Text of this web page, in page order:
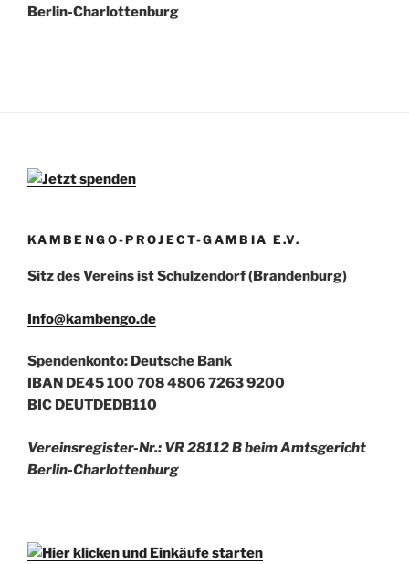
Berlin-Charlottenburg
KAMBENGO-PROJECT-GAMBIA E.V.
Sitz des Vereins ist Schulzendorf (Brandenburg)
Info@kambengo.de
Spendenkonto: Deutsche Bank
IBAN DE45 100 708 4806 7263 9200
BIC DEUTDEDB110
Vereinsregister-Nr.: VR 28112 B beim Amtsgericht
Berlin-Charlottenburg